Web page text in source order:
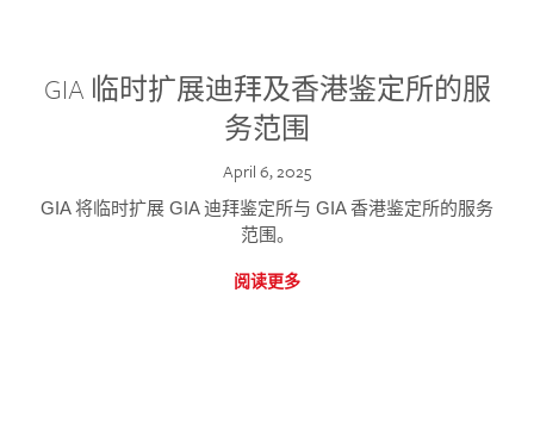
GIA 临时扩展迪拜及香港鉴定所的服
务范围
April 6, 2025
GIA 将临时扩展 GIA 迪拜鉴定所与 GIA 香港鉴定所的服务
范围。
阅读更多